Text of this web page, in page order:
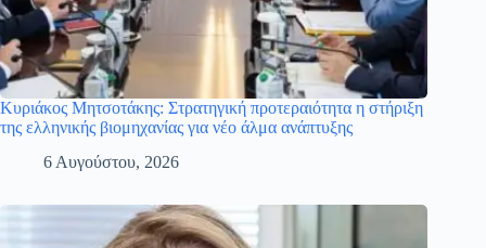
Κυριάκος Μητσοτάκης: Στρατηγική προτεραιότητα η στήριξη
της ελληνικής βιομηχανίας για νέο άλμα ανάπτυξης
6 Αυγούστου, 2026